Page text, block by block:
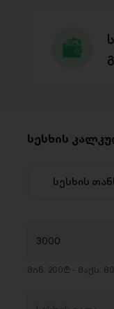
სესხის
სესხის
მინ. 200₾ - მაქს.